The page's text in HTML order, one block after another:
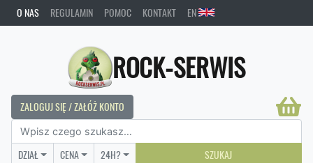
O NAS REGULAMIN POMOC KONTAKT EN
ROCK-SERWIS
ZALOGUJ SIĘ / ZAŁÓŻ KONTO
DZIAŁ CENA 24H? SZUKAJ